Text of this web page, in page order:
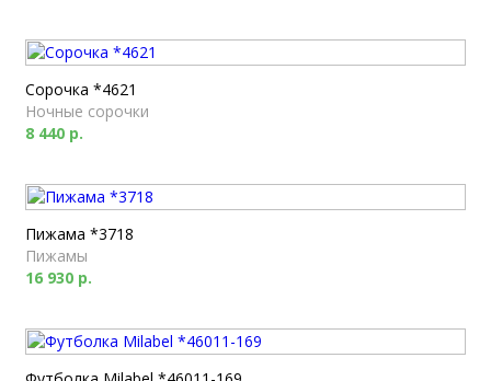
Сорочка *4621
Ночные сорочки
8 440 р.
Пижама *3718
Пижамы
16 930 р.